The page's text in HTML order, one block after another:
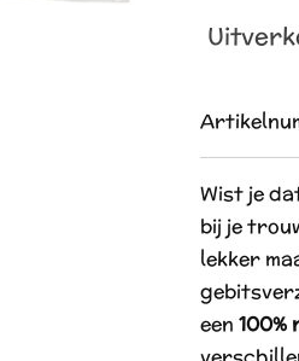
Wist je
bij je
lekker
een